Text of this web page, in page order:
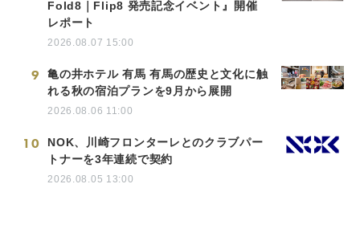
Fold8｜Flip8 発売記念イベント』開催
レポート
2026.08.07 15:00
9
亀の井ホテル 有馬 有馬の歴史と文化に触
れる秋の宿泊プランを9月から展開
2026.08.06 11:00
10
NOK、川崎フロンターレとのクラブパー
トナーを3年連続で契約
2026.08.05 13:00